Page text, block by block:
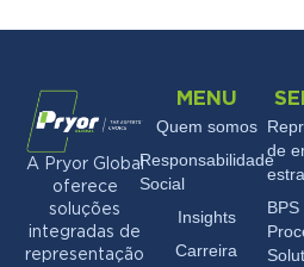
A Pryor Global
oferece
soluções
integradas de
representação
MENU
Quem somos
Responsabilidade
Social
Insights
Carreira
de